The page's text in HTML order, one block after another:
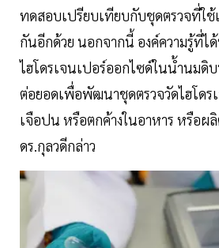
ทดสอบเปรียบเทียบกับชุดตรวจที่ใช้
กันอีกด้วย นอกจากนี้ องค์ความรู้ที่ไ
ไฮโดรเจนเปอร์ออกไซด์ในน้ำนมดิ
ต่อยอดเพื่อพัฒนาชุดตรวจวัดไฮโดร
เจือปน หรือตกค้างในอาหาร หรือ
ดร.กุลวดีกล่าว